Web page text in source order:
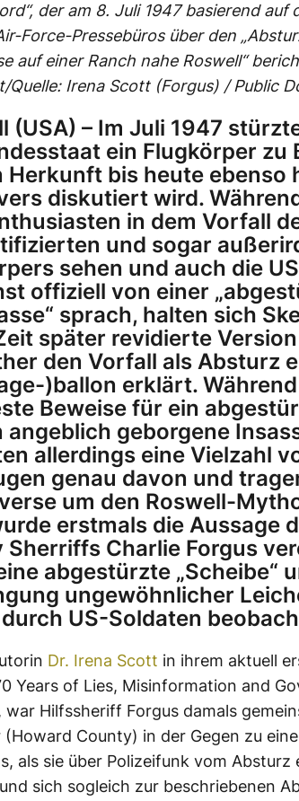
der am 8. Juli 1947 basierend
Force-Pressebüros über den
auf einer Ranch nahe Roswell“
Quelle: Irena Scott (Forgus) / Public
(USA) – Im Juli 1947
ein Flugkörper zu
Herkunft bis heute ebenso
diskutiert wird.
in dem Vorfall
und sogar
sehen und auch die
offiziell von einer
sprach, halten sich
später revidierte
den Vorfall als Absturz
)ballon erklärt.
Beweise für ein
angeblich geborgene
allerdings eine Vielzahl
genau davon und
um den Roswell-
erstmals die Aussage
Sherriffs Charlie Forgus
abgestürzte „Scheibe“
ungewöhnlicher
US-Soldaten
Dr. Irena Scott in ihrem aktuell
Years of Lies, Misinformation and
Hilfssheriff Forgus damals
(Howard County) in der Gegen zu
als sie über Polizeifunk vom Absturz
sich sogleich zur beschriebenen